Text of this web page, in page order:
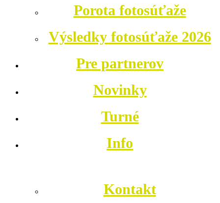
Porota fotosúťaže
Výsledky fotosúťaže 2026
Pre partnerov
Novinky
Turné
Info
Kontakt